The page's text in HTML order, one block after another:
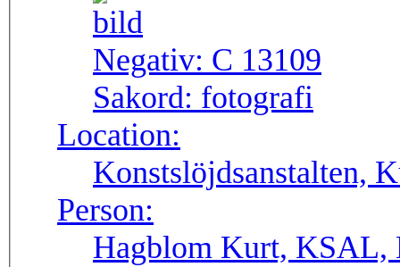
Negativ: C 13109
Sakord: fotografi
Location:
Konstslöjdsanstalten,
Person:
Hagblom Kurt, KSAL,